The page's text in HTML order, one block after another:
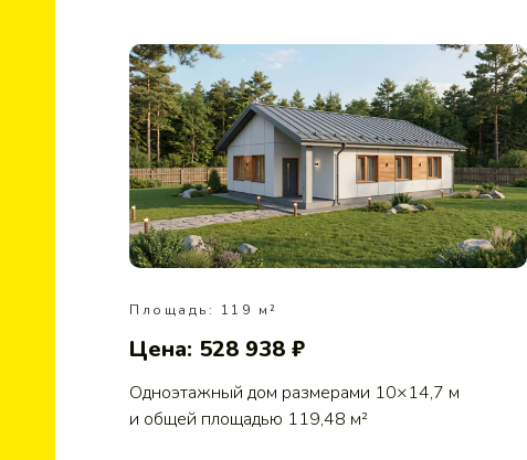
Площадь: 119 м²
Цена: 528 938 ₽
Одноэтажный дом размерами 10×14,7 м
и общей площадью 119,48 м²